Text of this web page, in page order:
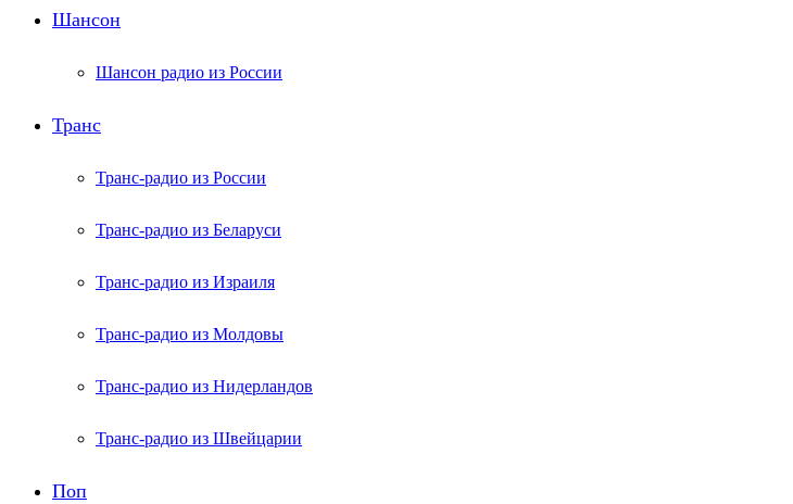
Шансон
Шансон радио из России
Транс
Транс-радио из России
Транс-радио из Беларуси
Транс-радио из Израиля
Транс-радио из Молдовы
Транс-радио из Нидерландов
Транс-радио из Швейцарии
Поп